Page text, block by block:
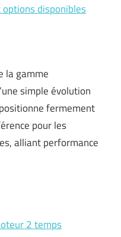
options disponibles
la gamme
simple évolution
fermement
pour les
alliant performance
2 temps